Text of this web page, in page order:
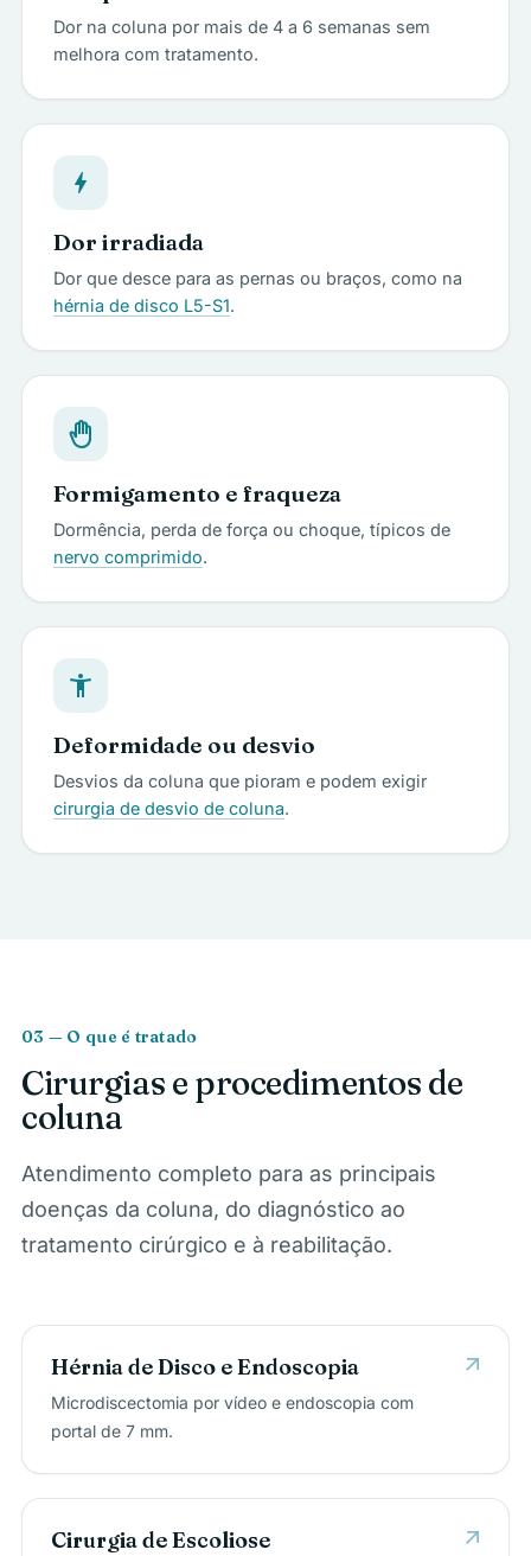
Dor na coluna por mais de 4 a 6 semanas sem
melhora com tratamento.
bolt
Dor irradiada
Dor que desce para as pernas ou braços, como na
hérnia de disco L5-S1.
back_hand
Formigamento e fraqueza
Dormência, perda de força ou choque, típicos de
nervo comprimido.
accessibility_new
Deformidade ou desvio
Desvios da coluna que pioram e podem exigir
cirurgia de desvio de coluna.
03 — O que é tratado
Cirurgias e procedimentos de
coluna
Atendimento completo para as principais
doenças da coluna, do diagnóstico ao
tratamento cirúrgico e à reabilitação.
Hérnia de Disco e Endoscopia
Microdiscectomia por vídeo e endoscopia com
portal de 7 mm.
arrow_outward
Cirurgia de Escoliose arrow_outward